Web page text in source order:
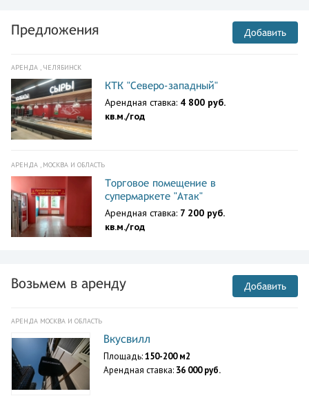
Предложения Добавить
АРЕНДА , ЧЕЛЯБИНСК
КТК "Северо-западный"
Арендная ставка: 4 800 руб.
кв.м./год
АРЕНДА , МОСКВА И ОБЛАСТЬ
Торговое помещение в
супермаркете "Атак"
Арендная ставка: 7 200 руб.
кв.м./год
Возьмем в аренду Добавить
АРЕНДА МОСКВА И ОБЛАСТЬ
Вкусвилл
Площадь:150-200 м2
Арендная ставка: 36 000 руб.